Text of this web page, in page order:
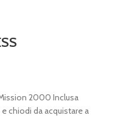
2000 Inclusa
chiodi da acquistare a